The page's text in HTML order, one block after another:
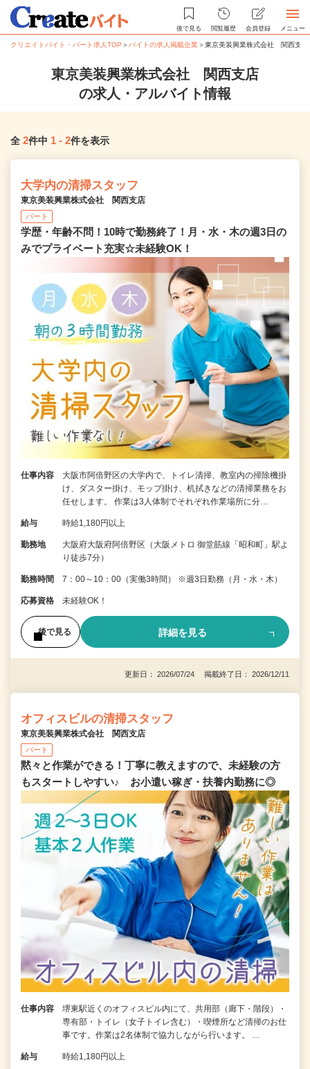
後で見る 閲覧履歴 会員登録 メニュー
クリエイトバイト・パート求人TOP ＞ バイトの求人掲載企業＞東京美装興業株式会社 関西支店
東京美装興業株式会社 関西支店
の求人・アルバイト情報
全 2件中 1 - 2件を表示
大学内の清掃スタッフ
東京美装興業株式会社 関西支店
パート
学歴・年齢不問！10時で勤務終了！月・水・木の週3日の
みでプライベート充実☆未経験OK！
仕事内容
大阪市阿倍野区の大学内で、トイレ清掃、教室内の掃除機掛
け、ダスター掛け、モップ掛け、机拭きなどの清掃業務をお
任せします。 作業は3人体制でそれぞれ作業場所に分…
給与 時給1,180円以上
勤務地
大阪府大阪府阿倍野区（大阪メトロ 御堂筋線「昭和町」駅よ
り徒歩7分）
勤務時間 7：00～10：00（実働3時間） ※週3日勤務（月・水・木）
応募資格 未経験OK！
後で見る 詳細を見る
更新日： 2026/07/24 掲載終了日： 2026/12/11
オフィスビルの清掃スタッフ
東京美装興業株式会社 関西支店
パート
黙々と作業ができる！丁寧に教えますので、未経験の方
もスタートしやすい♪ お小遣い稼ぎ・扶養内勤務に◎
仕事内容
堺東駅近くのオフィスビル内にて、共用部（廊下・階段）・
専有部・トイレ（女子トイレ含む）・喫煙所など清掃のお仕
事です。作業は2名体制で協力しながら行います。 …
給与 時給1,180円以上